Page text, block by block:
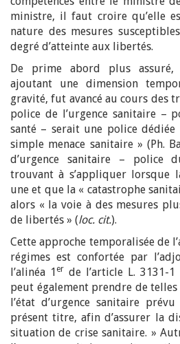
ministre, il faut croire qu’elle
nature des mesures
degré d’atteinte aux libertés.
De prime abord plus assuré,
ajoutant une dimension
gravité, fut avancé au cours des
police de l’urgence sanitaire –
santé – serait une police
simple menace sanitaire » (Ph.
d’urgence sanitaire – police
trouvant à s’appliquer lorsque
une et que la « catastrophe
alors « la voie à des mesures
de libertés » (loc. cit.).
Cette approche temporalisée de
régimes est confortée par
l’alinéa 1 er de l’article L. 3131-
peut également prendre de
l’état d’urgence sanitaire
présent titre, afin d’assurer la
situation de crise sanitaire. »